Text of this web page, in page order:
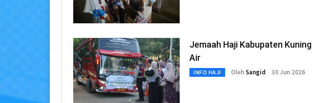
Jemaah Haji Kabupaten
Air
INFO HAJI OlehSangid 30 Jun 2026